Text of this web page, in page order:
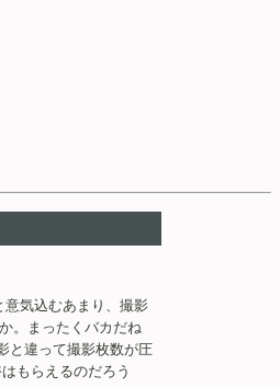
気込むあまり、撮影
。まったくバカだね
と違って撮影枚数が圧
もらえるのだろう